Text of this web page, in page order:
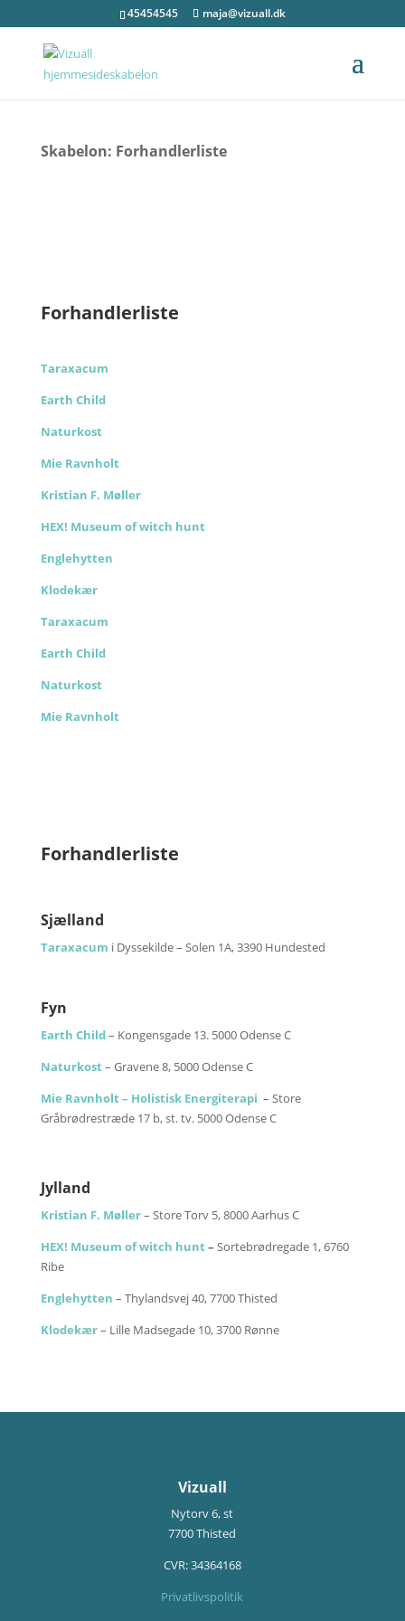
45454545 maja@vizuall.dk
Skabelon: Forhandlerliste
Forhandlerliste
Taraxacum
Earth Child
Naturkost
Mie Ravnholt
Kristian F. Møller
HEX! Museum of witch hunt
Englehytten
Klodekær
Taraxacum
Earth Child
Naturkost
Mie Ravnholt
Forhandlerliste
Sjælland
Taraxacum i Dyssekilde – Solen 1A, 3390 Hundested
Fyn
Earth Child– Kongensgade 13. 5000 Odense C
Naturkost– Gravene 8, 5000 Odense C
Mie Ravnholt – Holistisk Energiterapi – Store
Gråbrødrestræde 17 b, st. tv. 5000 Odense C
Jylland
Kristian F. Møller– Store Torv 5, 8000 Aarhus C
HEX! Museum of witch hunt– Sortebrødregade 1, 6760
Ribe
Englehytten – Thylandsvej 40, 7700 Thisted
Klodekær– Lille Madsegade 10, 3700 Rønne
Vizuall
Nytorv 6, st
7700 Thisted
CVR:34364168
Privatlivspolitik